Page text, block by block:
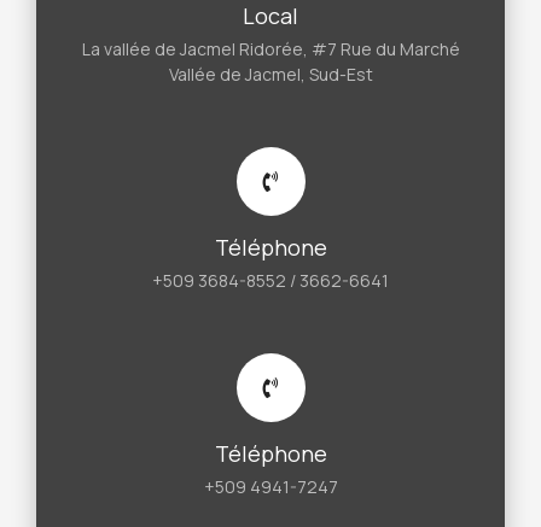
Local
La vallée de Jacmel Ridorée, #7 Rue du Marché
Vallée de Jacmel, Sud-Est
Téléphone
+509 3684-8552 / 3662-6641
Téléphone
+509 4941-7247